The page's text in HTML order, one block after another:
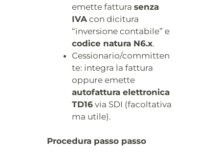
emette fattura senza
IVAcon dicitura
“inversione contabile” e
codice natura N6.x.
Cessionario/committen
te: integra la fattura
oppure emette
autofattura elettronica
TD16via SDI (facoltativa
ma utile).
Procedura passo passo